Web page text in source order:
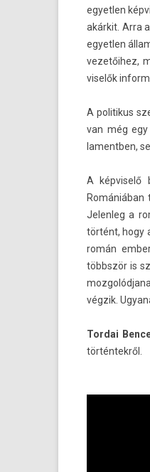
egyetl­en
akárkit. Arra
egyetl­en
vezetőihez,
viselők
A politikus
van még
lamentb­en,
A kép­viselő
Jelen­leg a
történt, hogy
román
többször is
végzik.
Tor­dai
történtekről.